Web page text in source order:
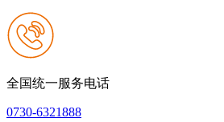
全国统一服务电话
0730-6321888